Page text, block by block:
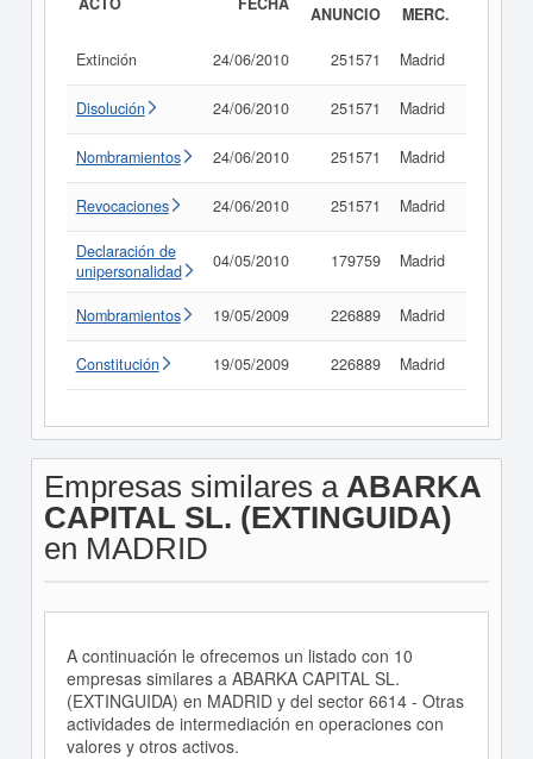
ANUNCIO
MERC.
Extinción 24/06/2010 251571 Madrid
Disolución 24/06/2010 251571 Madrid
Nombramientos 24/06/2010 251571 Madrid
Revocaciones 24/06/2010 251571 Madrid
Declaración de
unipersonalidad
04/05/2010 179759 Madrid
Nombramientos 19/05/2009 226889 Madrid
Constitución 19/05/2009 226889 Madrid
Empresas similares a ABARKA
CAPITAL SL. (EXTINGUIDA)
en MADRID
A continuación le ofrecemos un listado con 10
empresas similares a ABARKA CAPITAL SL.
(EXTINGUIDA) en MADRID y del sector 6614 - Otras
actividades de intermediación en operaciones con
valores y otros activos.